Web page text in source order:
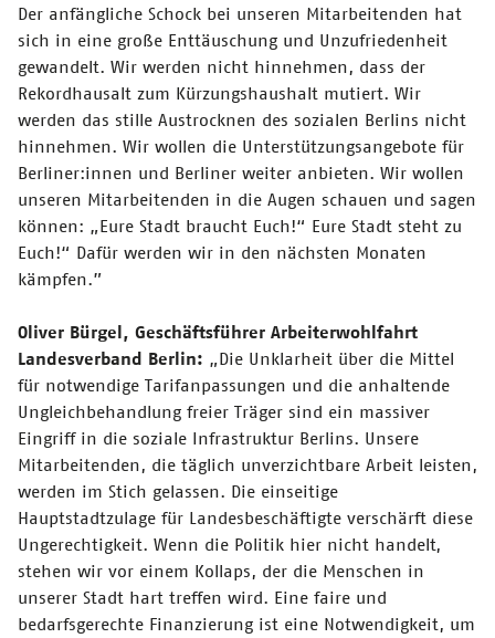
Der anfängliche Schock bei unseren Mitarbeitenden hat
sich in eine große Enttäuschung und Unzufriedenheit
gewandelt. Wir werden nicht hinnehmen, dass der
Rekordhausalt zum Kürzungshaushalt mutiert. Wir
werden das stille Austrocknen des sozialen Berlins nicht
hinnehmen. Wir wollen die Unterstützungsangebote für
Berliner:innen und Berliner weiter anbieten. Wir wollen
unseren Mitarbeitenden in die Augen schauen und sagen
können: „Eure Stadt braucht Euch!“ Eure Stadt steht zu
Euch!“ Dafür werden wir in den nächsten Monaten
kämpfen.”
Oliver Bürgel, Geschäftsführer Arbeiterwohlfahrt
Landesverband Berlin: „Die Unklarheit über die Mittel
für notwendige Tarifanpassungen und die anhaltende
Ungleichbehandlung freier Träger sind ein massiver
Eingriff in die soziale Infrastruktur Berlins. Unsere
Mitarbeitenden, die täglich unverzichtbare Arbeit leisten,
werden im Stich gelassen. Die einseitige
Hauptstadtzulage für Landesbeschäftigte verschärft diese
Ungerechtigkeit. Wenn die Politik hier nicht handelt,
stehen wir vor einem Kollaps, der die Menschen in
unserer Stadt hart treffen wird. Eine faire und
bedarfsgerechte Finanzierung ist eine Notwendigkeit, um